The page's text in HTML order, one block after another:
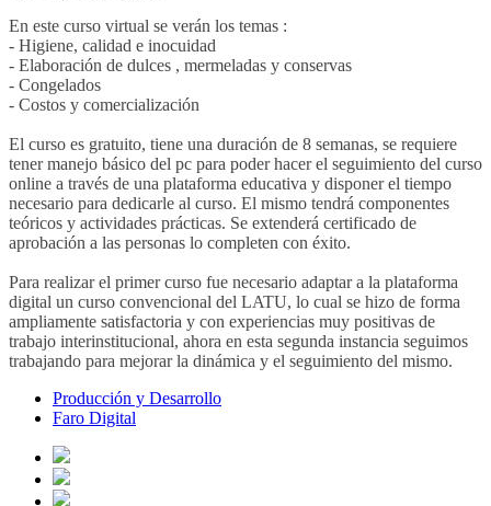
En este curso virtual se verán los temas :
- Higiene, calidad e inocuidad
- Elaboración de dulces , mermeladas y conservas
- Congelados
- Costos y comercialización
El curso es gratuito, tiene una duración de 8 semanas, se requiere
tener manejo básico del pc para poder hacer el seguimiento del curso
online a través de una plataforma educativa y disponer el tiempo
necesario para dedicarle al curso. El mismo tendrá componentes
teóricos y actividades prácticas. Se extenderá certificado de
aprobación a las personas lo completen con éxito.
Para realizar el primer curso fue necesario adaptar a la plataforma
digital un curso convencional del LATU, lo cual se hizo de forma
ampliamente satisfactoria y con experiencias muy positivas de
trabajo interinstitucional, ahora en esta segunda instancia seguimos
trabajando para mejorar la dinámica y el seguimiento del mismo.
Producción y Desarrollo
Faro Digital